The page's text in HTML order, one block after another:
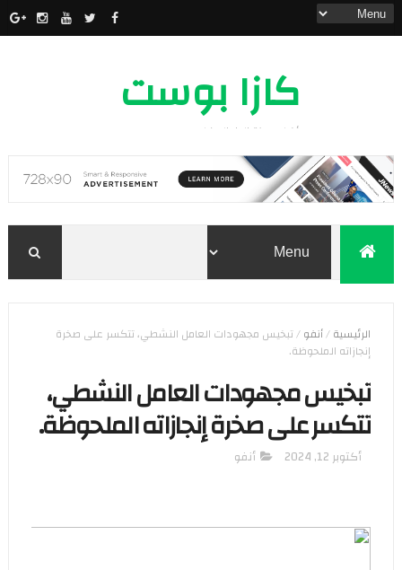
كازا بوست
أخبار مدينة الدار البيضاء
الرئيسية/أنفو/تبخيس مجهودات العامل النشطي، تتكسر على صخرة
إنجازاته الملحوظة.
تبخيس مجهودات العامل النشطي،
تتكسر على صخرة إنجازاته الملحوظة.
أكتوبر 12, 2024 أنفو